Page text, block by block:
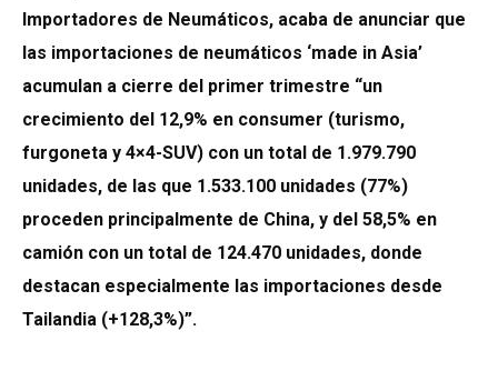
Importadores de Neumáticos, acaba de anunciar que
las importaciones de neumáticos ‘made in Asia’
acumulan a cierre del primer trimestre “un
crecimiento del 12,9% en consumer (turismo,
furgoneta y 4×4-SUV) con un total de 1.979.790
unidades, de las que 1.533.100 unidades (77%)
proceden principalmente de China, y del 58,5% en
camión con un total de 124.470 unidades, donde
destacan especialmente las importaciones desde
Tailandia (+128,3%)”.